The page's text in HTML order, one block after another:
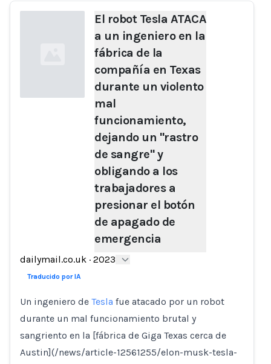
El robot Tesla ATACA
a un ingeniero en la
fábrica de la
compañía en Texas
durante un violento
mal
funcionamiento,
dejando un "rastro
de sangre" y
obligando a los
trabajadores a
presionar el botón
de apagado de
emergencia
dailymail.co.uk · 2023
Traducido por IA
Un ingeniero de Tesla fue atacado por un robot
durante un mal funcionamiento brutal y
sangriento en la [fábrica de Giga Texas cerca de
Austin](/news/article-12561255/elon-musk-tesla-